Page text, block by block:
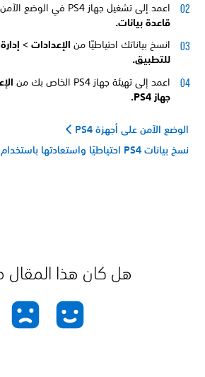
اعمد إلى تشغيل جهاز PS4 في الوضع الآمن وحدد
قاعدة بيانات.
انسخ بياناتك احتياطيًا من الإعدادات >
للتطبيق.
اعمد إلى تهيئة جهاز PS4 الخاص بك من
جهاز PS4.
الوضع الآمن على أجهزة PS4
نسخ بيانات PS4 احتياطيًا واستعادتها باستخدام جهاز تخزين خارجي
هل كان هذا المقال